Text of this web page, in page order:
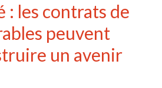
: les contrats de
peuvent
un avenir